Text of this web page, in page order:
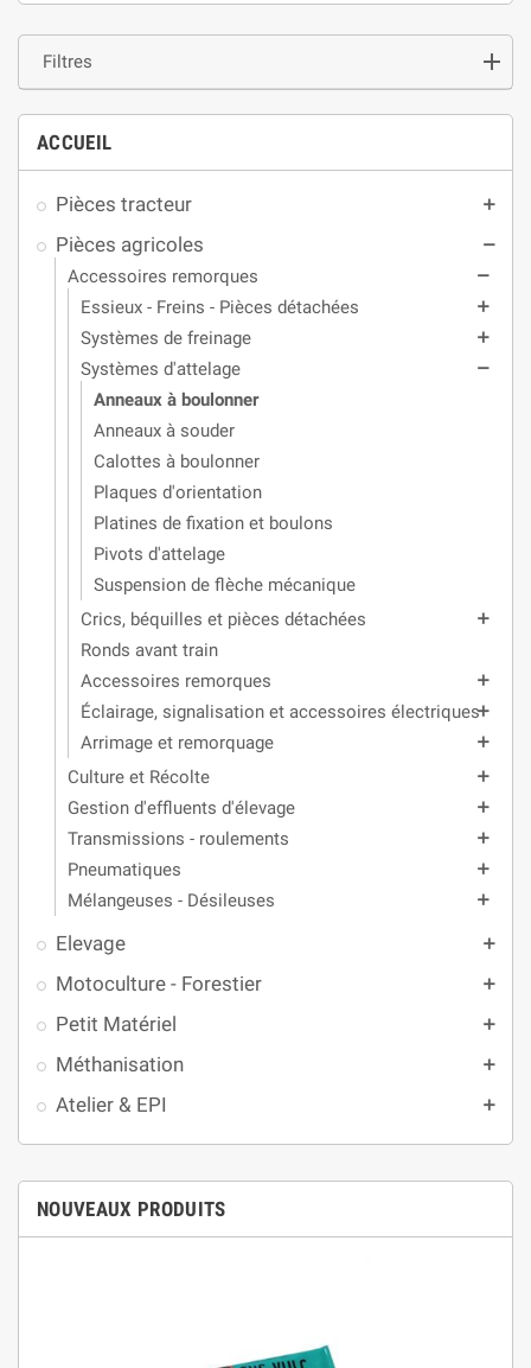
Filtres
ACCUEIL
Pièces tracteur add
Pièces agricoles remove
Accessoires remorques remove
Essieux - Freins - Pièces détachées add
Systèmes de freinage add
Systèmes d'attelage remove
Anneaux à boulonner
Anneaux à souder
Calottes à boulonner
Plaques d'orientation
Platines de fixation et boulons
Pivots d'attelage
Suspension de flèche mécanique
Crics, béquilles et pièces détachées
add
Ronds avant train
Accessoires remorques
add
Éclairage, signalisation et accessoires électriquesadd
Arrimage et remorquage add
Culture et Récolte add
Gestion d'effluents d'élevage add
Transmissions - roulements add
Pneumatiques add
Mélangeuses - Désileuses add
Elevage add
Motoculture - Forestier add
Petit Matériel add
Méthanisation add
Atelier & EPI add
NOUVEAUX PRODUITS